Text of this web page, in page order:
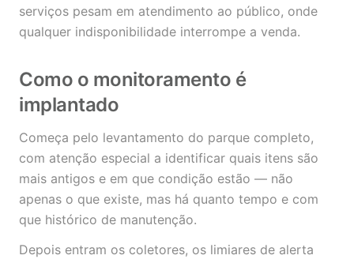
serviços pesam em atendimento ao público, onde
qualquer indisponibilidade interrompe a venda.
Como o monitoramento é
implantado
Começa pelo levantamento do parque completo,
com atenção especial a identificar quais itens são
mais antigos e em que condição estão — não
apenas o que existe, mas há quanto tempo e com
que histórico de manutenção.
Depois entram os coletores, os limiares de alerta